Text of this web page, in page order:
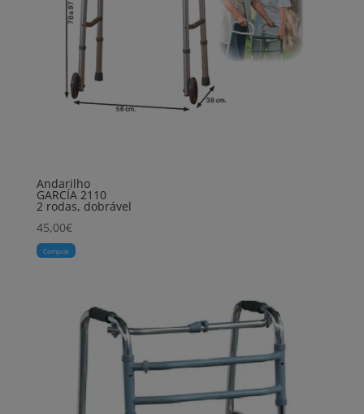
Andarilho
GARCÍA 2110
2 rodas, dobrável
45,00€
Comprar